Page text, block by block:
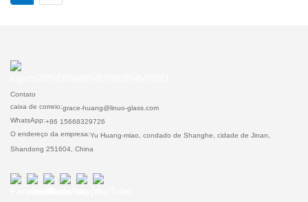
Contato
caixa de correio:grace-huang@linuo-glass.com
WhatsApp:+86 15668329726
O endereço da empresa:Yu Huang-miao, condado de Shanghe, cidade de Jinan,
Shandong 251604, China